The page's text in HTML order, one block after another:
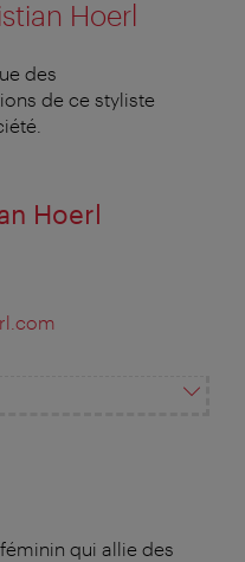
Hoerl
des
de ce styliste
Hoerl
qui allie des